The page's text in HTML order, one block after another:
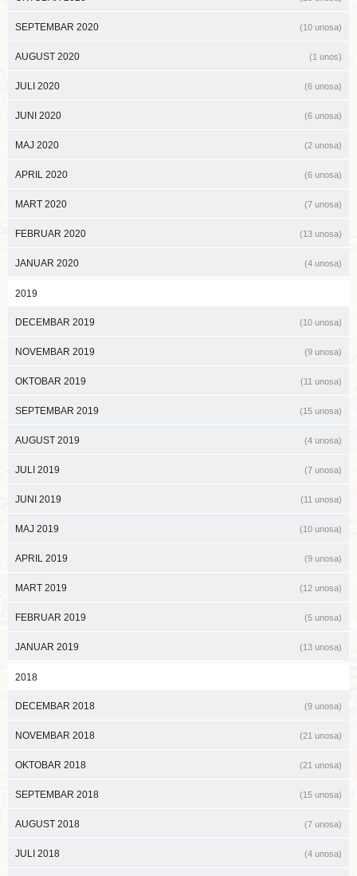
SEPTEMBAR 2020 (10 unosa)
AUGUST 2020 (1 unos)
JULI 2020 (6 unosa)
JUNI 2020 (6 unosa)
MAJ 2020 (2 unosa)
APRIL 2020 (6 unosa)
MART 2020 (7 unosa)
FEBRUAR 2020 (13 unosa)
JANUAR 2020 (4 unosa)
2019
DECEMBAR 2019 (10 unosa)
NOVEMBAR 2019 (9 unosa)
OKTOBAR 2019 (11 unosa)
SEPTEMBAR 2019 (15 unosa)
AUGUST 2019 (4 unosa)
JULI 2019 (7 unosa)
JUNI 2019 (11 unosa)
MAJ 2019 (10 unosa)
APRIL 2019 (9 unosa)
MART 2019 (12 unosa)
FEBRUAR 2019 (5 unosa)
JANUAR 2019 (13 unosa)
2018
DECEMBAR 2018 (9 unosa)
NOVEMBAR 2018 (21 unosa)
OKTOBAR 2018 (21 unosa)
SEPTEMBAR 2018 (15 unosa)
AUGUST 2018 (7 unosa)
JULI 2018 (4 unosa)